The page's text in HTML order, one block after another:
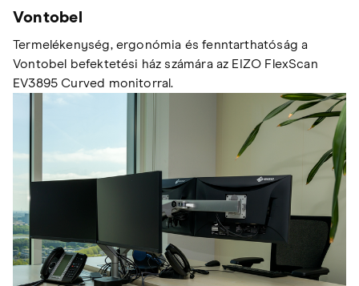
Vontobel
Termelékenység, ergonómia és fenntarthatóság a
Vontobel befektetési ház számára az EIZO FlexScan
EV3895 Curved monitorral.